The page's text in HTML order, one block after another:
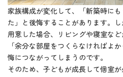
家族構成が変化して、「新築時に
た」と後悔することがあります。
用意した場合、リビングや寝室など
「余分な部屋をつくらなければよ
悔につながってしまうのです。
そのため、子どもが成長して個室